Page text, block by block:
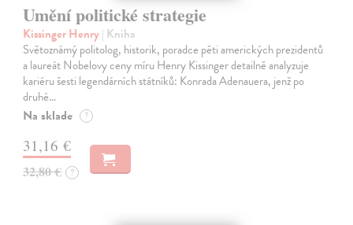
Umění politické strategie
Kissinger Henry| Kniha
Světoznámý politolog, historik, poradce pěti amerických prezidentů
a laureát Nobelovy ceny míru Henry Kissinger detailně analyzuje
kariéru šesti legendárních státníků: Konrada Adenauera, jenž po
druhé…
Na sklade ?
31,16 €
32,80 € ?